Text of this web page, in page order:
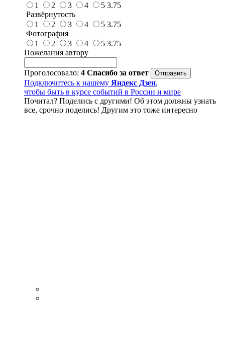
1
2 3 4 5 3.75
Развёрнутость
1
2 3 4 5 3.75
Фотография
1
2 3 4 5 3.75
Пожелания автору
Проголосовало: 4 Спасибо за ответ
Подключитесь к нашему Яндекс Дзен,
чтобы быть в курсе событий в России и мире
Почитал? Поделись с другими! Об этом должны узнать
все, срочно поделись! Другим это тоже интересно